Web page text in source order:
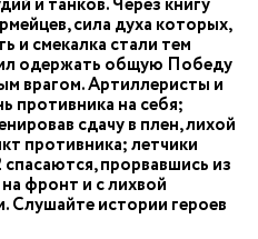
сила духа которых,
и смекалка стали тем
одержать общую Победу
врагом. Артиллеристы и
противника на себя;
сдачу в плен, лихой
противника; летчики
прорвавшись из
фронт и с лихвой
Слушайте истории героев